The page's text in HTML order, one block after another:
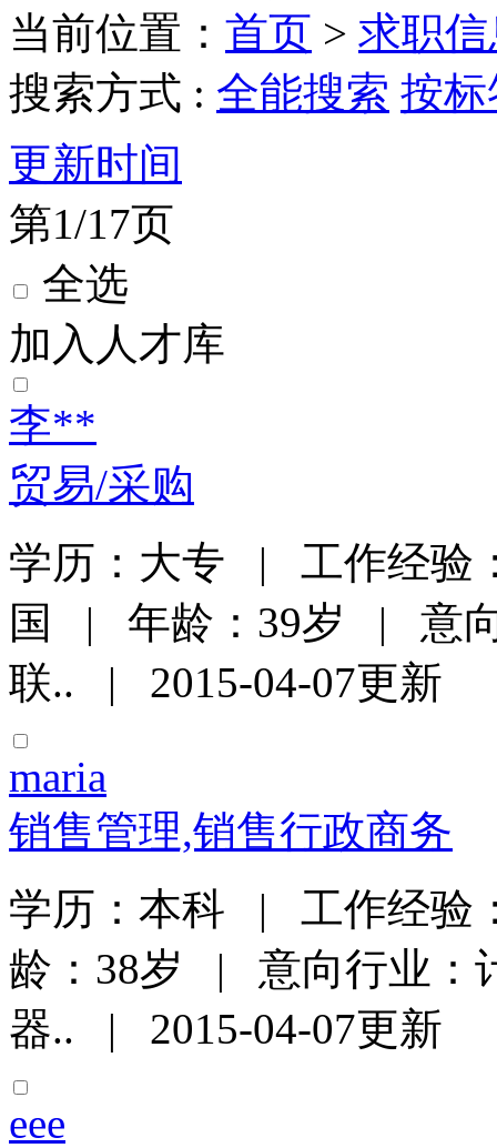
当前位置： 首页 > 求职
搜索方式 : 全能搜索 按
更新时间
第1/17页
全选
加入人才库
李**
贸易/采购
学历：大专 | 工作经验
国 | 年龄：39岁 | 意向
联.. | 2015-04-07更新
maria
销售管理,销售行政商务
学历：本科 | 工作经
龄：38岁 | 意向行业：
器.. | 2015-04-07更新
eee